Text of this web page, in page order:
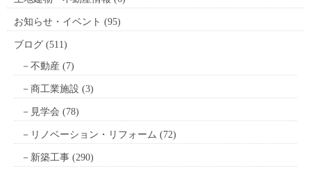
お知らせ・イベント (95)
ブログ (511)
不動産 (7)
商工業施設 (3)
見学会 (78)
リノベーション・リフォーム (72)
新築工事 (290)